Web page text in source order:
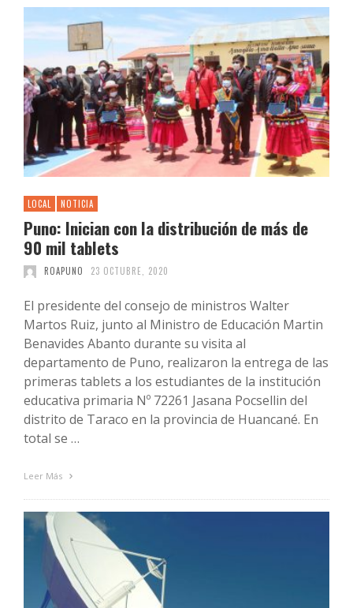
LOCAL NOTICIA
Puno: Inician con la distribución de más de
90 mil tablets
ROAPUNO 23 OCTUBRE, 2020
El presidente del consejo de ministros Walter
Martos Ruiz, junto al Ministro de Educación Martin
Benavides Abanto durante su visita al
departamento de Puno, realizaron la entrega de las
primeras tablets a los estudiantes de la institución
educativa primaria Nº 72261 Jasana Pocsellin del
distrito de Taraco en la provincia de Huancané. En
total se …
Leer Más